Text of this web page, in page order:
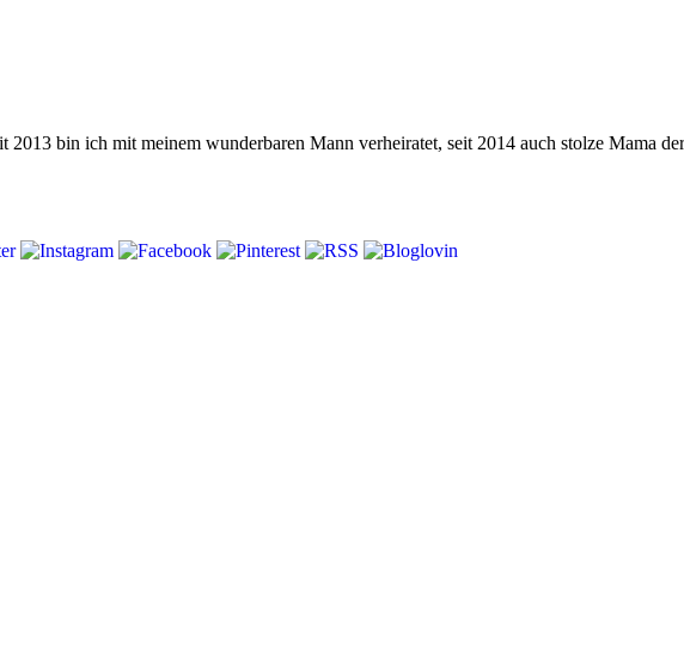
bin ich mit meinem wunderbaren Mann verheiratet, seit 2014 auch stolze Mama